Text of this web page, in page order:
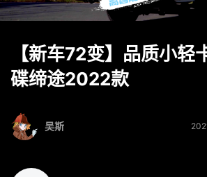
【新车72变】品质小轻
碟缔途2022款
吴斯